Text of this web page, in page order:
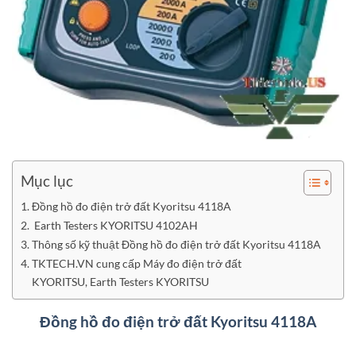
Mục lục
Đồng hồ đo điện trở đất Kyoritsu 4118A
Earth Testers KYORITSU 4102AH
Thông số kỹ thuật Đồng hồ đo điện trở đất Kyoritsu 4118A
TKTECH.VN cung cấp Máy đo điện trở đất
KYORITSU, Earth Testers KYORITSU
Đồng hồ đo điện trở đất Kyoritsu 4118A